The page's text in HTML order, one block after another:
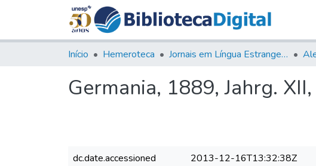
Início Hemeroteca Jornais em Língua Estrangeira
Germania, 1889, Jahrg.
dc.date.accessioned
2013-12-16T13:32:38Z